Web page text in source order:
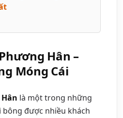
Hân –
Móng Cái
là một trong những
được nhiều khách